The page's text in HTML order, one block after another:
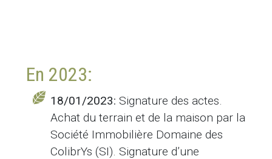
En 2023:
18/01/2023: Signature des actes.
Achat du terrain et de la maison par la
Société Immobilière Domaine des
ColibrYs (SI). Signature d’une